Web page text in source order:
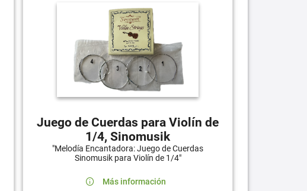
Juego de Cuerdas para Violín de
1/4, Sinomusik
"Melodía Encantadora: Juego de Cuerdas
Sinomusik para Violín de 1/4"
Más información